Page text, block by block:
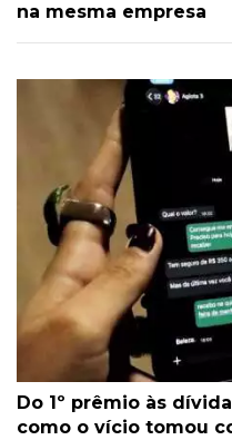
na mesma empresa
Do 1º prêmio às
como o vício tomou